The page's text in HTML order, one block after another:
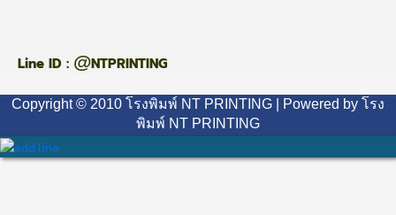
Line ID : @NTPRINTING
Copyright © 2010 โรงพิมพ์ NT PRINTING | Powered by โรง
พิมพ์ NT PRINTING